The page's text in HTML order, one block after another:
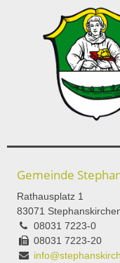
Gemeinde
Rathausplatz 1
83071
08031 7223-0
08031 7223-20